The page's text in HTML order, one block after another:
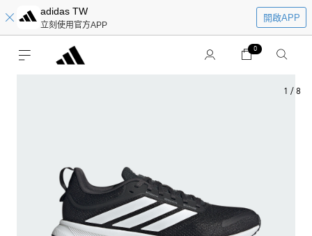
adidas TW
立刻使用官方APP
開啟APP
0
1 / 8